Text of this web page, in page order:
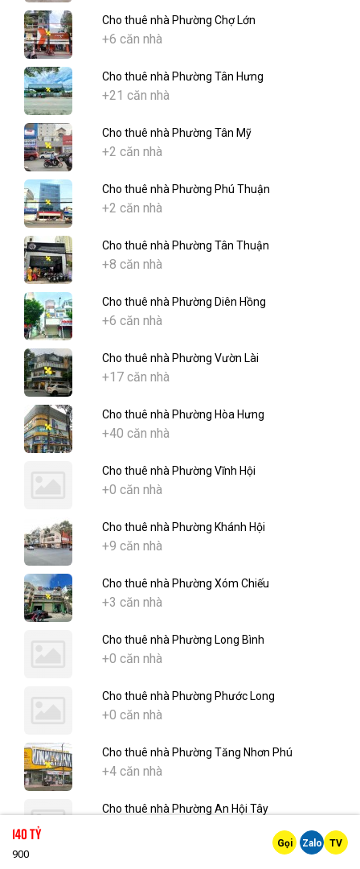
Cho thuê nhà Phường Chợ Lớn
+6 căn nhà
Cho thuê nhà Phường Tân Hưng
+21 căn nhà
Cho thuê nhà Phường Tân Mỹ
+2 căn nhà
Cho thuê nhà Phường Phú Thuận
+2 căn nhà
Cho thuê nhà Phường Tân Thuận
+8 căn nhà
Cho thuê nhà Phường Diên Hồng
+6 căn nhà
Cho thuê nhà Phường Vườn Lài
+17 căn nhà
Cho thuê nhà Phường Hòa Hưng
+40 căn nhà
Cho thuê nhà Phường Vĩnh Hội
+0 căn nhà
Cho thuê nhà Phường Khánh Hội
+9 căn nhà
Cho thuê nhà Phường Xóm Chiếu
+3 căn nhà
Cho thuê nhà Phường Long Bình
+0 căn nhà
Cho thuê nhà Phường Phước Long
+0 căn nhà
Cho thuê nhà Phường Tăng Nhơn Phú
+4 căn nhà
Cho thuê nhà Phường An Hội Tây
140 Tỷ
900
Gọi Zalo TV